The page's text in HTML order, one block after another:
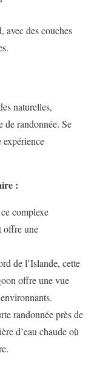
avec des couches
naturelles,
de randonnée. Se
expérience
:
complexe
offre une
de l’Islande, cette
offre une vue
randonnée près de
d’eau chaude où